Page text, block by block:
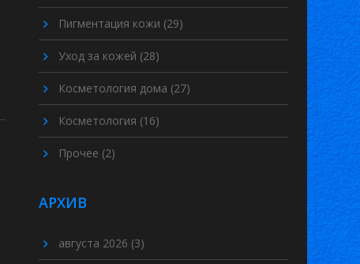
Пигментация кожи (29)
Уход за кожей (28)
Косметология дома (27)
Косметология (16)
Прочее (2)
АРХИВ
августа 2026 (3)